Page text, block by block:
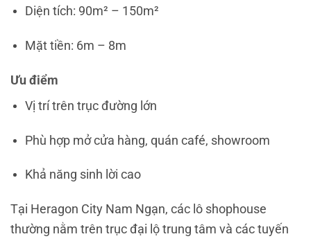
Diện tích: 90m² – 150m²
Mặt tiền: 6m – 8m
Ưu điểm
Vị trí trên trục đường lớn
Phù hợp mở cửa hàng, quán café, showroom
Khả năng sinh lời cao
Tại Heragon City Nam Ngạn, các lô shophouse
thường nằm trên trục đại lộ trung tâm và các tuyến